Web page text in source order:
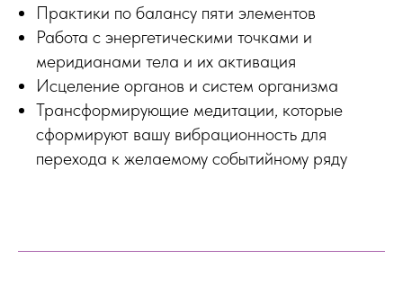
Практики по балансу пяти элементов
Работа с энергетическими точками и
меридианами тела и их активация
Исцеление органов и систем организма
Трансформирующие медитации, которые
сформируют вашу вибрационность для
перехода к желаемому событийному ряду